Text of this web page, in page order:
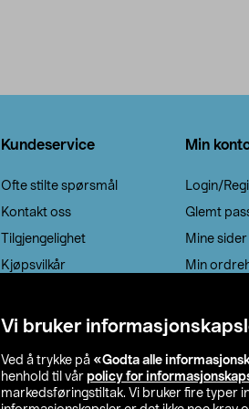
Vi bruker
Ved å trykke på «Godta alle
henhold til vår policy for
markedsføringstiltak. Vi bruker fire typer
Kundeservice
Ofte stilte spørsmål
Kontakt oss
Tilgjengelighet
Kjøpsvilkår
EE-avfall
Leveringsalternativ
Min
Login/
Glemt
Mine sider
Min